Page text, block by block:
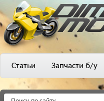
Статьи Запчасти б/у